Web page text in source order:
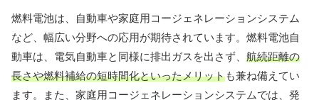
燃料電池は、自動車や家庭用コージェネレーションシステム
など、幅広い分野への応用が期待されています。燃料電池自
動車は、電気自動車と同様に排出ガスを出さず、 航続距離の
長さや燃料補給の短時間化といったメリットも兼ね備えてい
ます。また、家庭用コージェネレーションシステムでは、発